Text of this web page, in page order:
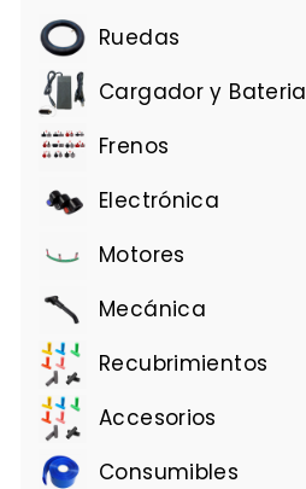
Ruedas
Cargador y Bateria
Frenos
Electrónica
Motores
Mecánica
Recubrimientos
Accesorios
Consumibles